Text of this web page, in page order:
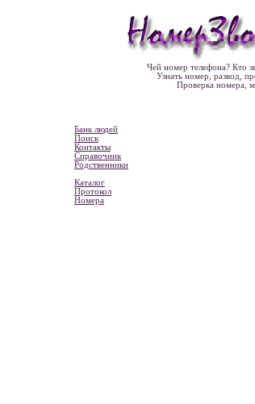
Чей номер телефона? Кто
Узнать номер, развод,
Проверка номера,
Банк людей
Поиск
Контакты
Справочник
Родственники
Каталог
Протокол
Номера